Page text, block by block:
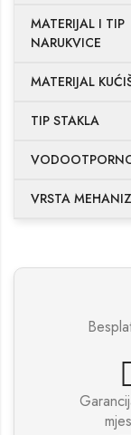
MATERIJAL I TIP
NARUKVICE
MATERIJAL
TIP STAKLA
VRSTA